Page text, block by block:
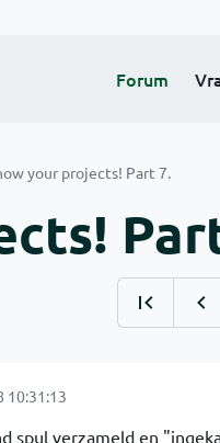
Forum
your projects! Part 7.
10:31:13
spul verzameld en